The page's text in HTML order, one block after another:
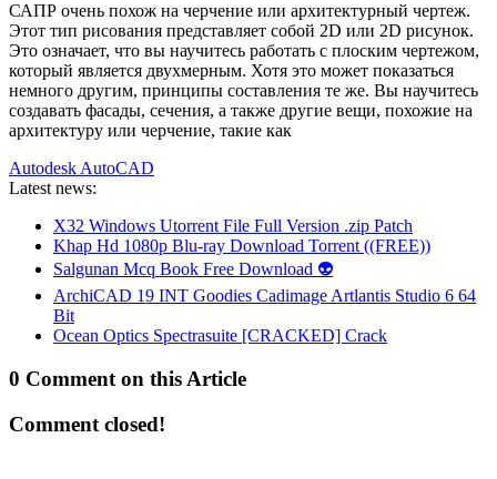
САПР очень похож на черчение или архитектурный чертеж.
Этот тип рисования представляет собой 2D или 2D рисунок.
Это означает, что вы научитесь работать с плоским чертежом,
который является двухмерным. Хотя это может показаться
немного другим, принципы составления те же. Вы научитесь
создавать фасады, сечения, а также другие вещи, похожие на
архитектуру или черчение, такие как
Autodesk AutoCAD
Latest news:
X32 Windows Utorrent File Full Version .zip Patch
Khap Hd 1080p Blu-ray Download Torrent ((FREE))
Salgunan Mcq Book Free Download 👽
ArchiCAD 19 INT Goodies Cadimage Artlantis Studio 6 64
Bit
Ocean Optics Spectrasuite [CRACKED] Crack
0 Comment on this Article
Comment closed!